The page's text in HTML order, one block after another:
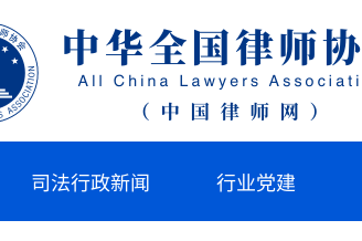
司法行政新闻 行业党建